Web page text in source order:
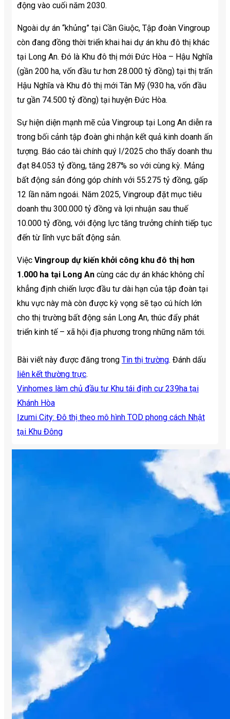
động vào cuối năm 2030.
Ngoài dự án “khủng” tại Cần Giuộc, Tập đoàn Vingroup
còn đang đồng thời triển khai hai dự án khu đô thị khác
tại Long An. Đó là Khu đô thị mới Đức Hòa – Hậu Nghĩa
(gần 200 ha, vốn đầu tư hơn 28.000 tỷ đồng) tại thị trấn
Hậu Nghĩa và Khu đô thị mới Tân Mỹ (930 ha, vốn đầu
tư gần 74.500 tỷ đồng) tại huyện Đức Hòa.
Sự hiện diện mạnh mẽ của Vingroup tại Long An diễn ra
trong bối cảnh tập đoàn ghi nhận kết quả kinh doanh ấn
tượng. Báo cáo tài chính quý I/2025 cho thấy doanh thu
đạt 84.053 tỷ đồng, tăng 287% so với cùng kỳ. Mảng
bất động sản đóng góp chính với 55.275 tỷ đồng, gấp
12 lần năm ngoái. Năm 2025, Vingroup đặt mục tiêu
doanh thu 300.000 tỷ đồng và lợi nhuận sau thuế
10.000 tỷ đồng, với động lực tăng trưởng chính tiếp tục
đến từ lĩnh vực bất động sản.
Việc Vingroup dự kiến khởi công khu đô thị hơn
1.000 ha tại Long An cùng các dự án khác không chỉ
khẳng định chiến lược đầu tư dài hạn của tập đoàn tại
khu vực này mà còn được kỳ vọng sẽ tạo cú hích lớn
cho thị trường bất động sản Long An, thúc đẩy phát
triển kinh tế – xã hội địa phương trong những năm tới.
Bài viết này được đăng trong Tin thị trường. Đánh dấu
liên kết thường trực.
Vinhomes làm chủ đầu tư Khu tái định cư 239ha tại
Khánh Hòa
Izumi City: Đô thị theo mô hình TOD phong cách Nhật
tại Khu Đông